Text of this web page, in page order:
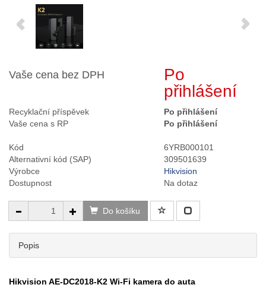
Vaše cena bez DPH
Po
přihlášení
Recyklační příspěvek
Po přihlášení
Vaše cena s RP
Po přihlášení
Kód
6YRB000101
Alternativní kód (SAP)
309501639
Výrobce
Hikvision
Dostupnost
Na dotaz
Do košíku
Popis
Hikvision AE-DC2018-K2 Wi-Fi kamera do auta